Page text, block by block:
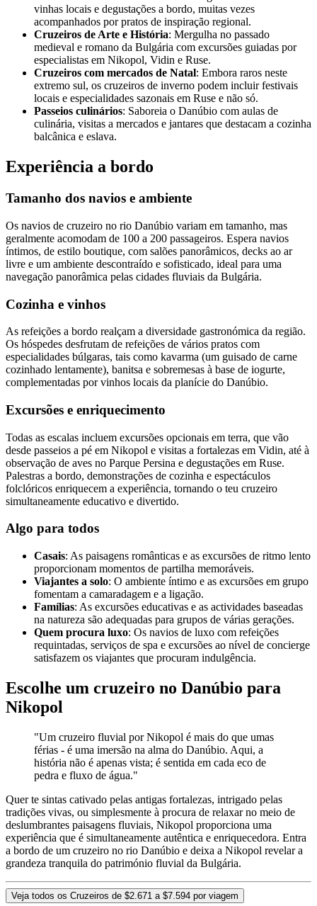
vinhas locais e degustações a bordo, muitas vezes
acompanhados por pratos de inspiração regional.
Cruzeiros de Arte e História: Mergulha no passado
medieval e romano da Bulgária com excursões guiadas por
especialistas em Nikopol, Vidin e Ruse.
Cruzeiros com mercados de Natal: Embora raros neste
extremo sul, os cruzeiros de inverno podem incluir festivais
locais e especialidades sazonais em Ruse e não só.
Passeios culinários: Saboreia o Danúbio com aulas de
culinária, visitas a mercados e jantares que destacam a cozinha
balcânica e eslava.
Experiência a bordo
Tamanho dos navios e ambiente
Os navios de cruzeiro no rio Danúbio variam em tamanho, mas
geralmente acomodam de 100 a 200 passageiros. Espera navios
íntimos, de estilo boutique, com salões panorâmicos, decks ao ar
livre e um ambiente descontraído e sofisticado, ideal para uma
navegação panorâmica pelas cidades fluviais da Bulgária.
Cozinha e vinhos
As refeições a bordo realçam a diversidade gastronómica da região.
Os hóspedes desfrutam de refeições de vários pratos com
especialidades búlgaras, tais como kavarma (um guisado de carne
cozinhado lentamente), banitsa e sobremesas à base de iogurte,
complementadas por vinhos locais da planície do Danúbio.
Excursões e enriquecimento
Todas as escalas incluem excursões opcionais em terra, que vão
desde passeios a pé em Nikopol e visitas a fortalezas em Vidin, até à
observação de aves no Parque Persina e degustações em Ruse.
Palestras a bordo, demonstrações de cozinha e espectáculos
folclóricos enriquecem a experiência, tornando o teu cruzeiro
simultaneamente educativo e divertido.
Algo para todos
Casais: As paisagens românticas e as excursões de ritmo lento
proporcionam momentos de partilha memoráveis.
Viajantes a solo: O ambiente íntimo e as excursões em grupo
fomentam a camaradagem e a ligação.
Famílias: As excursões educativas e as actividades baseadas
na natureza são adequadas para grupos de várias gerações.
Quem procura luxo: Os navios de luxo com refeições
requintadas, serviços de spa e excursões ao nível de concierge
satisfazem os viajantes que procuram indulgência.
Escolhe um cruzeiro no Danúbio para
Nikopol
"Um cruzeiro fluvial por Nikopol é mais do que umas
férias - é uma imersão na alma do Danúbio. Aqui, a
história não é apenas vista; é sentida em cada eco de
pedra e fluxo de água."
Quer te sintas cativado pelas antigas fortalezas, intrigado pelas
tradições vivas, ou simplesmente à procura de relaxar no meio de
deslumbrantes paisagens fluviais, Nikopol proporciona uma
experiência que é simultaneamente autêntica e enriquecedora. Entra
a bordo de um cruzeiro no rio Danúbio e deixa a Nikopol revelar a
grandeza tranquila do património fluvial da Bulgária.
Veja todos os Cruzeiros de $2.671 a $7.594 por viagem